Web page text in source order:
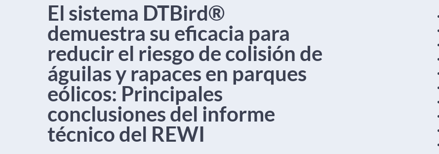
El sistema DTBird®
demuestra su eficacia para
reducir el riesgo de colisión de
águilas y rapaces en parques
eólicos: Principales
conclusiones del informe
técnico del REWI